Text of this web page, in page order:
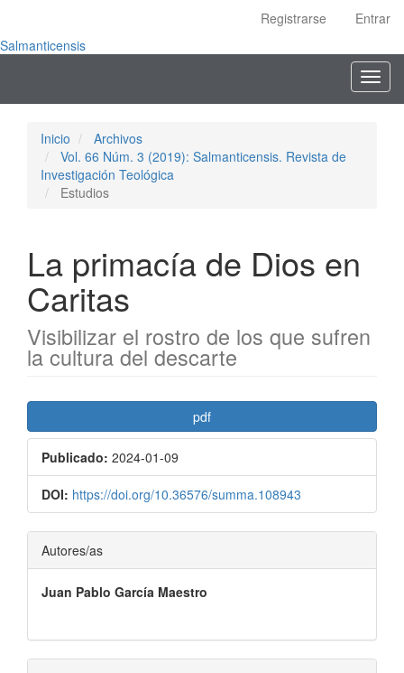
Contenido
Registrarse
Entrar
Salmanticensis
Inicio
Archivos
Vol. 66 Núm. 3 (2019): Salmanticensis. Revista de
Investigación Teológica
Estudios
La primacía de Dios en
Caritas
Visibilizar el rostro de los que sufren
la cultura del descarte
Barra
lateral
del
artículo
pdf
Publicado: 2024-01-09
DOI: https://doi.org/10.36576/summa.108943
Contenido
principal
del
artículo
Autores/as
Juan Pablo García Maestro